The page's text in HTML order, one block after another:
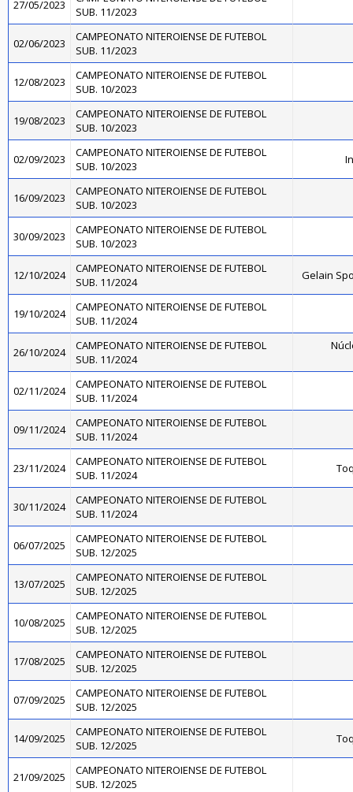
27/05/2023
SUB. 11/2023
02/06/2023
CAMPEONATO NITEROIENSE DE FUTEBOL
SUB. 11/2023
12/08/2023
CAMPEONATO NITEROIENSE DE FUTEBOL
SUB. 10/2023
19/08/2023
CAMPEONATO NITEROIENSE DE FUTEBOL
SUB. 10/2023
02/09/2023
CAMPEONATO NITEROIENSE DE FUTEBOL
SUB. 10/2023
16/09/2023
CAMPEONATO NITEROIENSE DE FUTEBOL
SUB. 10/2023
30/09/2023
CAMPEONATO NITEROIENSE DE FUTEBOL
SUB. 10/2023
12/10/2024
CAMPEONATO NITEROIENSE DE FUTEBOL
SUB. 11/2024
Gelain
19/10/2024
CAMPEONATO NITEROIENSE DE FUTEBOL
SUB. 11/2024
26/10/2024
CAMPEONATO NITEROIENSE DE FUTEBOL
SUB. 11/2024
02/11/2024
CAMPEONATO NITEROIENSE DE FUTEBOL
SUB. 11/2024
09/11/2024
CAMPEONATO NITEROIENSE DE FUTEBOL
SUB. 11/2024
23/11/2024
CAMPEONATO NITEROIENSE DE FUTEBOL
SUB. 11/2024
30/11/2024
CAMPEONATO NITEROIENSE DE FUTEBOL
SUB. 11/2024
06/07/2025
CAMPEONATO NITEROIENSE DE FUTEBOL
SUB. 12/2025
13/07/2025
CAMPEONATO NITEROIENSE DE FUTEBOL
SUB. 12/2025
10/08/2025
CAMPEONATO NITEROIENSE DE FUTEBOL
SUB. 12/2025
17/08/2025
CAMPEONATO NITEROIENSE DE FUTEBOL
SUB. 12/2025
07/09/2025
CAMPEONATO NITEROIENSE DE FUTEBOL
SUB. 12/2025
14/09/2025
CAMPEONATO NITEROIENSE DE FUTEBOL
SUB. 12/2025
21/09/2025
CAMPEONATO NITEROIENSE DE FUTEBOL
SUB. 12/2025